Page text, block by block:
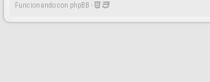
Funcionando con phpBB -